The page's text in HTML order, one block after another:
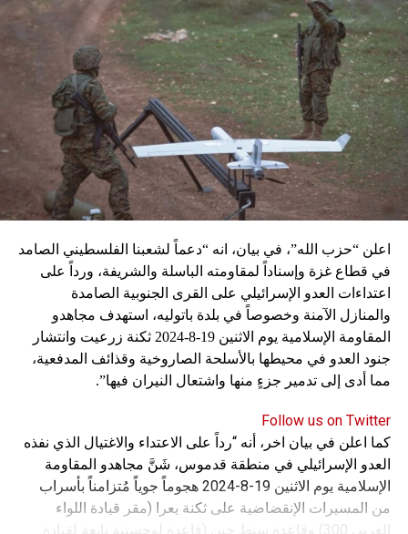
اعلن “حزب الله”، في بيان، انه “دعماً لشعبنا الفلسطيني الصامد
في قطاع غزة وإسناداً لمقاومته الباسلة ‌‏‌‏‌والشريفة، ورداً على
اعتداءات العدو الإسرائيلي على القرى الجنوبية الصامدة
والمنازل الآمنة وخصوصاً في بلدة باتوليه، استهدف مجاهدو
المقاومة الإسلامية يوم الاثنين 19-8-2024 ثكنة زرعيت وانتشار
جنود العدو في محيطها بالأسلحة الصاروخية وقذائف المدفعية،
مما أدى إلى تدمير جزءٍ منها واشتعال النيران فيها”.
Follow us on Twitter
كما اعلن في بيان اخر، أنه “رداً على الاعتداء والاغتيال الذي نفذه
العدو الإسرائيلي في منطقة قدموس، شَنَّ مجاهدو المقاومة
الإسلامية يوم الاثنين 19-8-2024 هجوماً جوياً مُتزامناً بأسراب
من المسيرات الإنقضاضية على ثكنة يعرا (مقر قيادة اللواء
الغربي 300) وقاعدة سنط جين (قاعدة لوجستية تابعة لقيادة